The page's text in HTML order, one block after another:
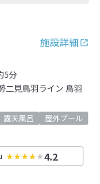
施設詳細
5分
二見鳥羽ライン 鳥羽
露天風呂
屋外プール
4.2